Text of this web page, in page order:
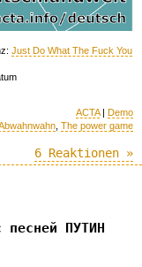
Just Do What The Fuck You
ACTA| Demo
The power game
6 Reaktionen »
ПУТИН